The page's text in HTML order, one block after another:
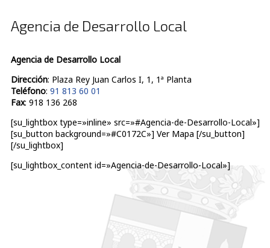
Agencia de Desarrollo Local
Agencia de Desarrollo Local
Dirección: Plaza Rey Juan Carlos I, 1, 1ª Planta
Teléfono: 91 813 60 01
Fax: 918 136 268
[su_lightbox type=»inline» src=»#Agencia-de-Desarrollo-Local»]
[su_button background=»#C0172C»] Ver Mapa [/su_button]
[/su_lightbox]
[su_lightbox_content id=»Agencia-de-Desarrollo-Local»]